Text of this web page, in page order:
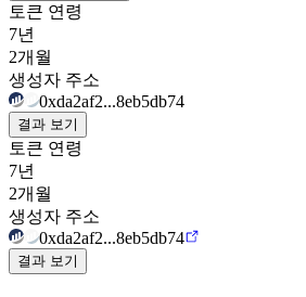
토큰 연령
7년
2개월
생성자 주소
0xda2af2...8eb5db74
결과 보기
토큰 연령
7년
2개월
생성자 주소
0xda2af2...8eb5db74
결과 보기